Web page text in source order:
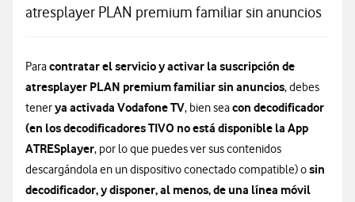
atresplayer PLAN premium familiar sin anuncios
Paracontratar el servicio y activar la suscripción de
atresplayer PLAN premium familiar sin anuncios, debes
tenerya activada Vodafone TV, bien seacon decodificador
(en los decodificadores TIVO no está disponible la App
ATRESplayer, por lo que puedes ver sus contenidos
descargándola en un dispositivo conectado compatible) osin
decodificador, y disponer, al menos, de una línea móvil